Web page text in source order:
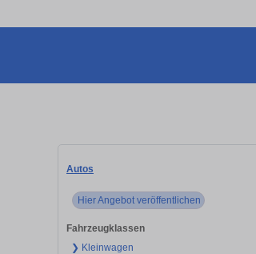
Autos
Hier Angebot veröffentlichen
Fahrzeugklassen
❯ Kleinwagen